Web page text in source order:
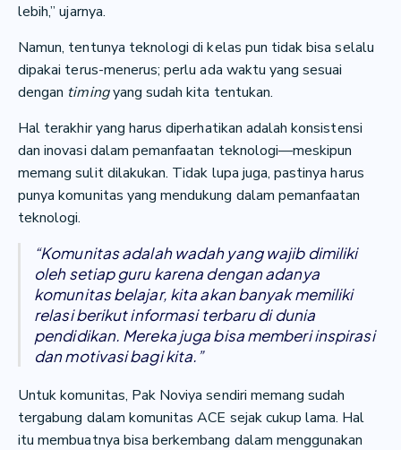
lebih,” ujarnya.
Namun, tentunya teknologi di kelas pun tidak bisa selalu
dipakai terus-menerus; perlu ada waktu yang sesuai
dengan timingyang sudah kita tentukan.
Hal terakhir yang harus diperhatikan adalah konsistensi
dan inovasi dalam pemanfaatan teknologi—meskipun
memang sulit dilakukan. Tidak lupa juga, pastinya harus
punya komunitas yang mendukung dalam pemanfaatan
teknologi.
“Komunitas adalah wadah yang wajib dimiliki
oleh setiap guru karena dengan adanya
komunitas belajar, kita akan banyak memiliki
relasi berikut informasi terbaru di dunia
pendidikan. Mereka juga bisa memberi inspirasi
dan motivasi bagi kita.”
Untuk komunitas, Pak Noviya sendiri memang sudah
tergabung dalam komunitas ACE sejak cukup lama. Hal
itu membuatnya bisa berkembang dalam menggunakan